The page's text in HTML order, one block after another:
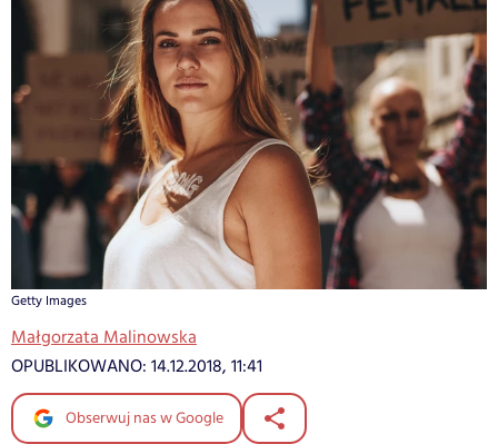
Getty Images
Małgorzata Malinowska
OPUBLIKOWANO: 14.12.2018, 11:41
Obserwuj nas w Google